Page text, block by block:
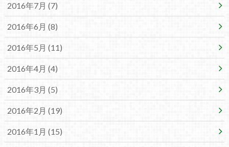
2016年7月 (7)
2016年6月 (8)
2016年5月 (11)
2016年4月 (4)
2016年3月 (5)
2016年2月 (19)
2016年1月 (15)